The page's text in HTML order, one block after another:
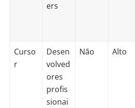
ers
Curso
r
Desen
volved
ores
profis
sionai
Não Alto